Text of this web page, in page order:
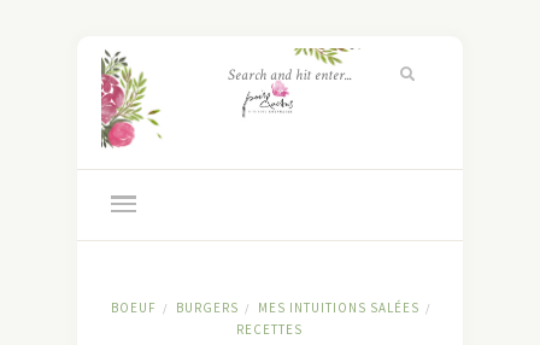
BOEUF / BURGERS / MES INTUITIONS SALÉES /
RECETTES